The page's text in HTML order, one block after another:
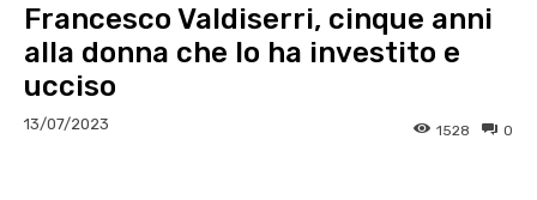
Francesco Valdiserri, cinque anni
alla donna che lo ha investito e
ucciso
13/07/2023 0
1528